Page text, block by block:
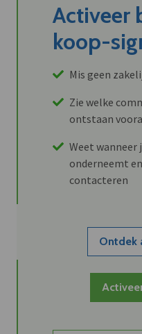
Activeer
koop-
Mis geen
Zie welke
ontstaan
Weet wanneer
onderneemt
contacteren
Ontdek